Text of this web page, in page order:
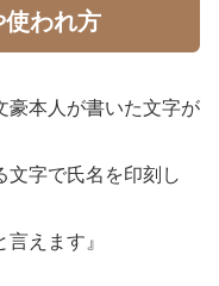
使われ方
豪本人が書いた文字が
文字で氏名を印刻し
えます』